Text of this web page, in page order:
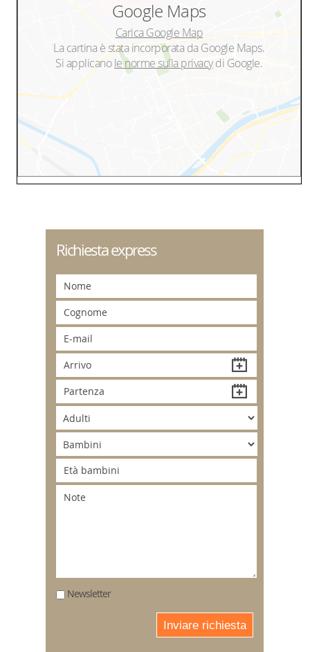
Google Maps
Carica Google Map
La cartina è stata incorporata da Google Maps.
Si applicanole norme sulla privacydi Google.
Richiesta express
Newsletter
Inviare richiesta